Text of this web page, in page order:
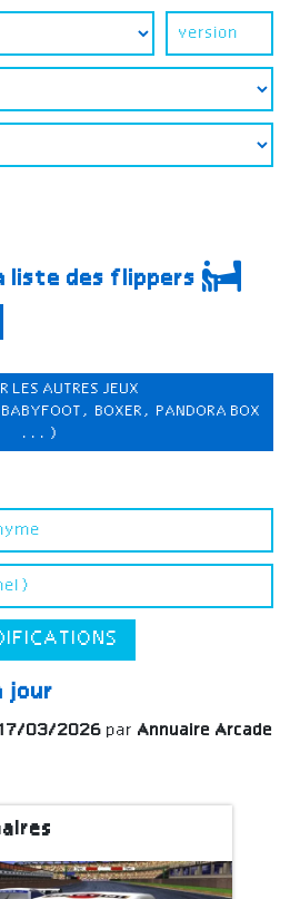
liste des flippers
LES AUTRES JEUX
BOXER, PANDORA BOX
...)
jour
03/2026 par Annuaire Arcade